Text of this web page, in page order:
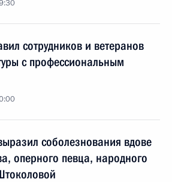
сотрудников и ветеранов
с профессиональным
соболезнования вдове
оперного певца, народного